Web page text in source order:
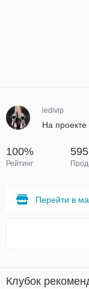
ledivip
На
100%
Рейтинг
595
Перейти в
Клубок